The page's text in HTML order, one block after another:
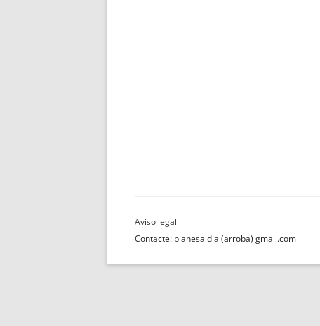
Contacte: blanesaldia (arroba) gmail.com